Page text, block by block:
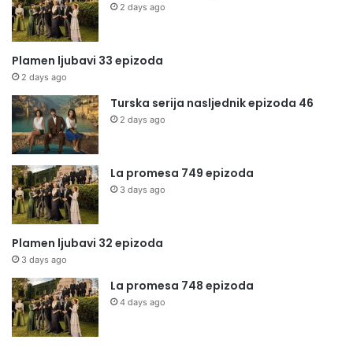
2 days ago
Plamen ljubavi 33 epizoda
2 days ago
Turska serija nasljednik epizoda 46
2 days ago
La promesa 749 epizoda
3 days ago
Plamen ljubavi 32 epizoda
3 days ago
La promesa 748 epizoda
4 days ago